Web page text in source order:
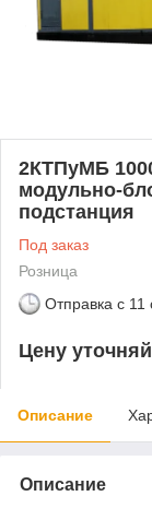
2КТПуМБ
модульно-
подстанция
Под заказ
Розница
Отправка с 11
Цену
Описание
Описание